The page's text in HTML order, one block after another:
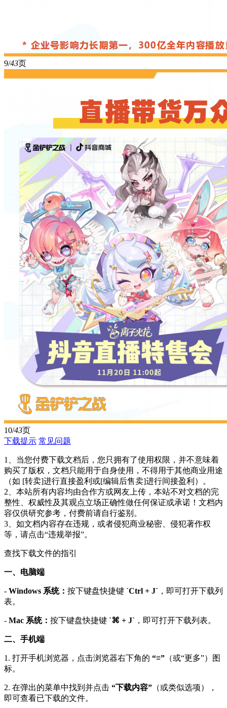
9/43页
10/43页
下载提示 常见问题
1、当您付费下载文档后，您只拥有了使用权限，并不意味着
购买了版权，文档只能用于自身使用，不得用于其他商业用途
（如 [转卖]进行直接盈利或[编辑后售卖]进行间接盈利）。
2、本站所有内容均由合作方或网友上传，本站不对文档的完
整性、权威性及其观点立场正确性做任何保证或承诺！文档内
容仅供研究参考，付费前请自行鉴别。
3、如文档内容存在违规，或者侵犯商业秘密、侵犯著作权
等，请点击“违规举报”。
查找下载文件的指引
一、电脑端
- Windows 系统： 按下键盘快捷键 `Ctrl + J` ，即可打开下载列
表。
- Mac 系统： 按下键盘快捷键 `⌘ + J` ，即可打开下载列表。
二、手机端
1. 打开手机浏览器，点击浏览器右下角的 “≡” （或“更多”）图
标。
2. 在弹出的菜单中找到并点击 “下载内容” （或类似选项），
即可查看已下载的文件。